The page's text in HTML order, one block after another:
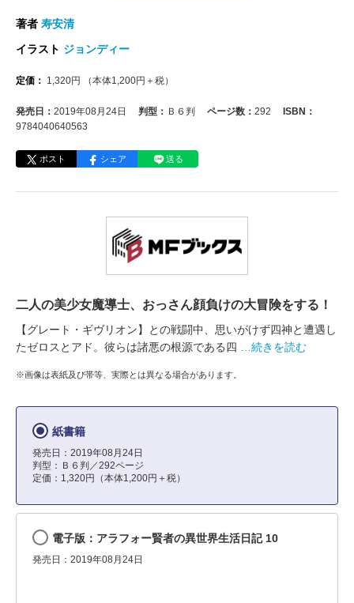
著者 寿安清
イラスト ジョンディー
定価： 1,320円 （本体1,200円＋税）
発売日： 2019年08月24日 判型： Ｂ６判 ページ数： 292
ISBN：
9784040640563
ポスト シェア 送る
二人の美少女魔導士、おっさん顔負けの大冒険をする！
【グレート・ギヴリオン】との戦闘中、思いがけず四神と遭遇し
たゼロスとアド。彼らは諸悪の根源である四
…続きを読む
※画像は表紙及び帯等、実際とは異なる場合があります。
紙書籍
発売日：2019年08月24日
判型：Ｂ６判／292ページ
定価：1,320円（本体1,200円＋税）
電子版：アラフォー賢者の異世界生活日記 10
発売日：2019年08月24日